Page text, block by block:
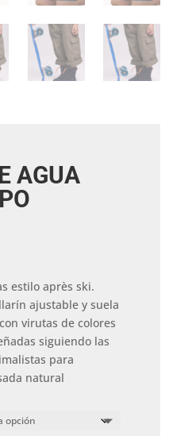
AGUA
estilo après ski.
ajustable y suela
virutas de colores
siguiendo las
para
natural